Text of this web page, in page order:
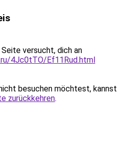
versucht, dich an
4Jc0tTO/Ef11Rud.html
besuchen möchtest, kannst
zurückkehren.